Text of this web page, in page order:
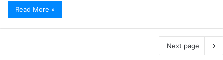
Read More »
Next page